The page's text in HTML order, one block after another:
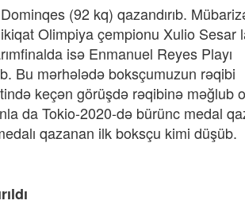
(92 kq) qazandırıb.
Olimpiya çempionu Xulio Sesar
isə Enmanuel Reyes Playı
Bu mərhələdə boksçumuzun rəqibi
keçən görüşdə rəqibinə məğlub
da Tokio-2020-də bürünc medal
qazanan ilk boksçu kimi düşüb.